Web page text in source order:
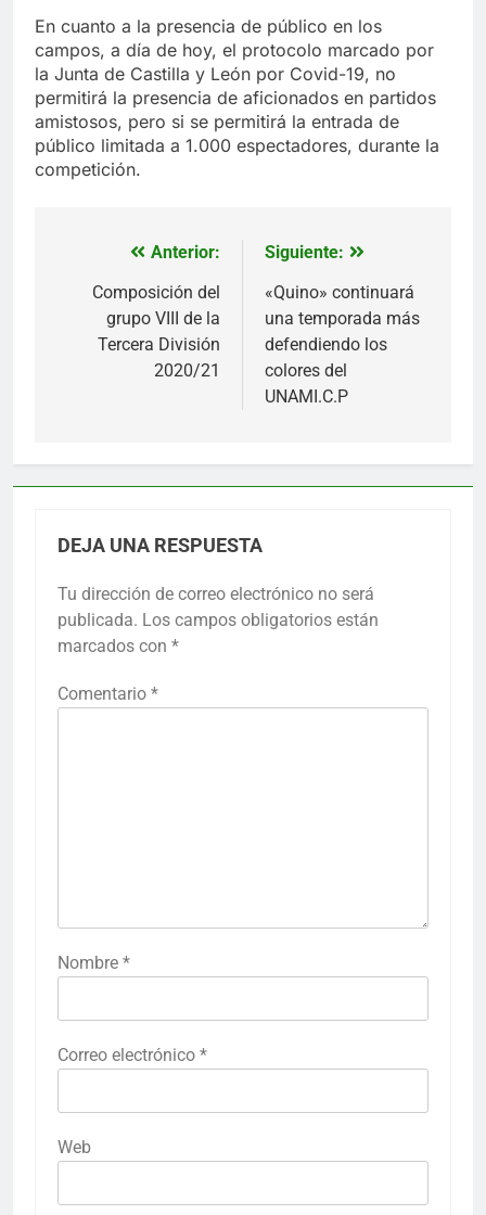
En cuanto a la presencia de público en los
campos, a día de hoy, el protocolo marcado por
la Junta de Castilla y León por Covid-19, no
permitirá la presencia de aficionados en partidos
amistosos, pero si se permitirá la entrada de
público limitada a 1.000 espectadores, durante la
competición.
Navegación
entradas
Anterior:
Composición del
grupo VIII de la
Tercera División
2020/21
Siguiente:
«Quino» continuará
una temporada más
defendiendo los
colores del
UNAMI.C.P
DEJA UNA RESPUESTA
Tu dirección de correo electrónico no será
publicada. Los campos obligatorios están
marcados con *
Comentario *
Nombre *
Correo electrónico *
Web